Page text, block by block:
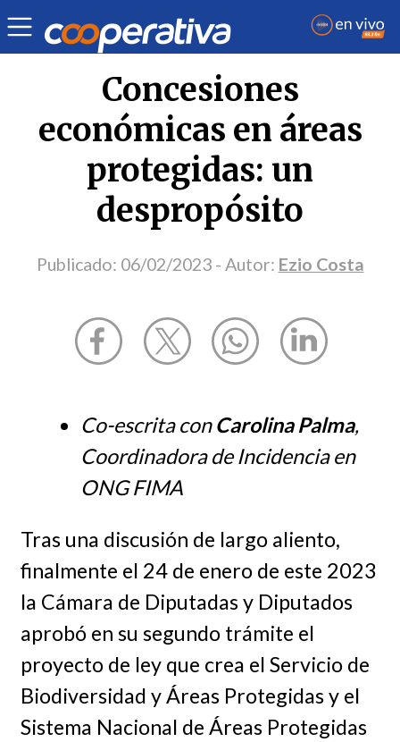
Opinión | Ezio Costa
Concesiones
económicas en áreas
protegidas: un
despropósito
Publicado: 06/02/2023 - Autor: Ezio Costa
Co-escrita conCarolina Palma,
Coordinadora de Incidencia en
ONG FIMA
Tras una discusión de largo aliento,
finalmente el 24 de enero de este 2023
la Cámara de Diputadas y Diputados
aprobó en su segundo trámite el
proyecto de ley que crea el Servicio de
Biodiversidad y Áreas Protegidas y el
Sistema Nacional de Áreas Protegidas